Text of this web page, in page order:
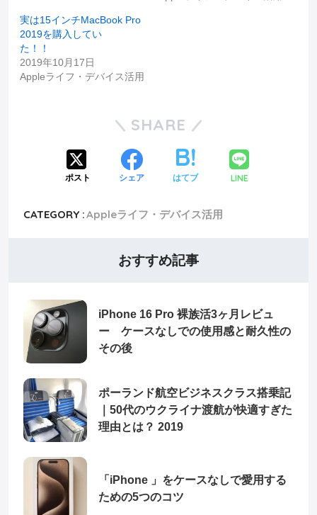
実は15インチMacBook Pro
2019を購入してい
た！！
2019年10月17日
Appleライフ・デバイス活用
SHARE
ポスト シェア はてブ LINE
CATEGORY :Appleライフ・デバイス活用
おすすめ記事
iPhone 16 Pro 裸族活3ヶ月レビュ
ー ケースなしでの使用感と耐久性の
その後
ポーランド航空ビジネスクラス搭乗記
｜50代のウクライナ渡航が快適すぎた
理由とは？ 2019
「iPhone 」をケースなしで愛用する
ための5つのコツ